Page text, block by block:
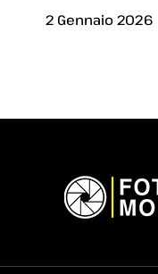
2 Gennaio 2026